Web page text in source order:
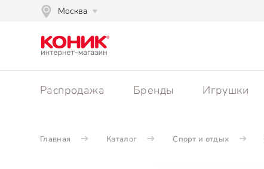
Москва
Распродажа Бренды Игрушки
Главная Каталог Спорт и отдых